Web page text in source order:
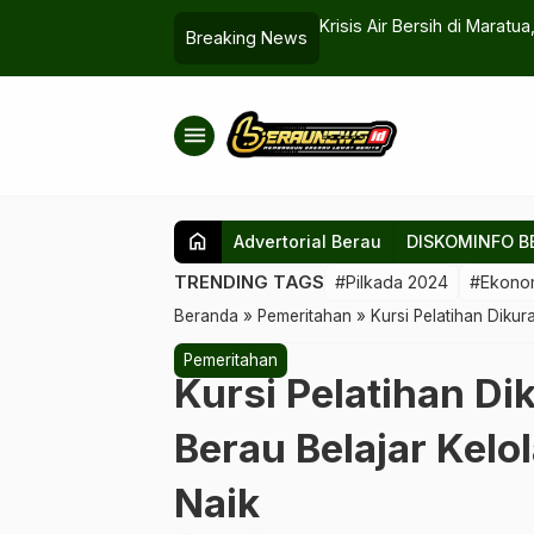
Breaking News
Krisis Air Bersih di
menu
home Advertorial Berau DISKOMINFO
TRENDING TAGS #Pilkada 2024
Beranda » Pemeritahan » Kursi Pelatihan
Pemeritahan
Kursi Pelatihan
Berau Belajar
Naik